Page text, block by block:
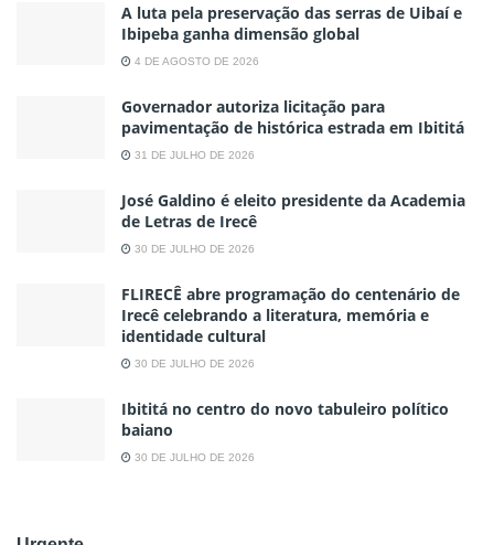
A luta pela preservação das serras de Uibaí e
Ibipeba ganha dimensão global
4 DE AGOSTO DE 2026
Governador autoriza licitação para
pavimentação de histórica estrada em Ibititá
31 DE JULHO DE 2026
José Galdino é eleito presidente da Academia
de Letras de Irecê
30 DE JULHO DE 2026
FLIRECÊ abre programação do centenário de
Irecê celebrando a literatura, memória e
identidade cultural
30 DE JULHO DE 2026
Ibititá no centro do novo tabuleiro político
baiano
30 DE JULHO DE 2026